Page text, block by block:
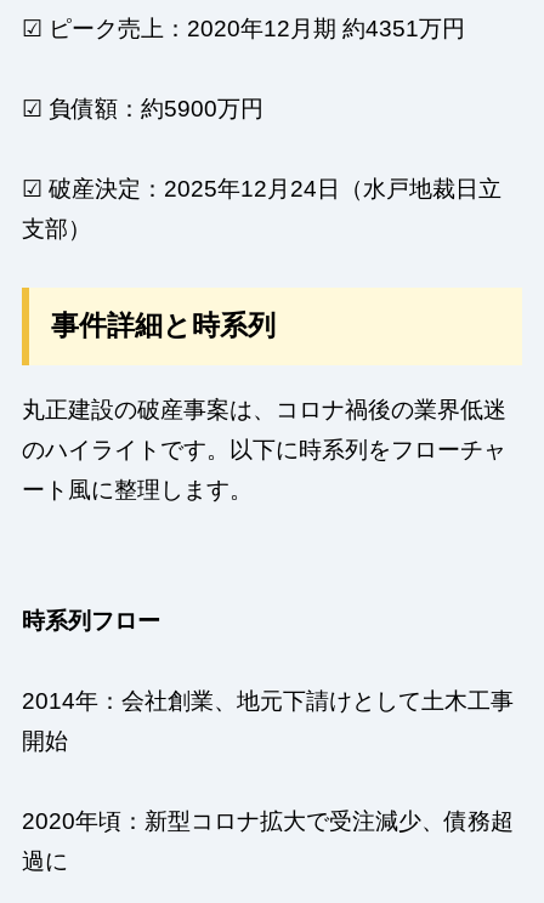
☑ ピーク売上：2020年12月期 約4351万円
☑ 負債額：約5900万円
☑ 破産決定：2025年12月24日（水戸地裁日立
支部）
事件詳細と時系列
丸正建設の破産事案は、コロナ禍後の業界低迷
のハイライトです。以下に時系列をフローチャ
ート風に整理します。
時系列フロー
2014年：会社創業、地元下請けとして土木工事
開始
2020年頃：新型コロナ拡大で受注減少、債務超
過に